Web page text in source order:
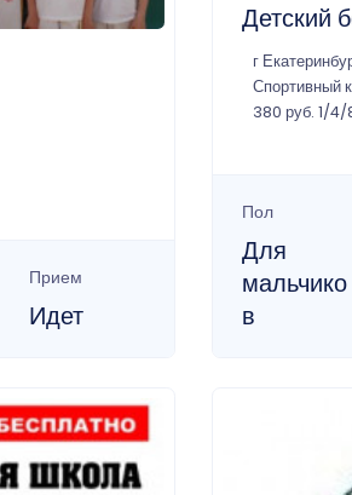
Прием
Идет
Детский
г
Спортивный
380 руб. 1/4/
Пол
Для
мальчико
в